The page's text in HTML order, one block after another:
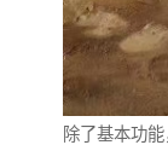
除了基本功